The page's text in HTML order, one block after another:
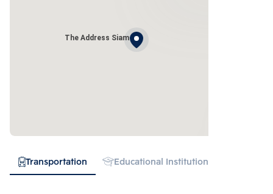
The Address Siam
Transportation Educational Institution